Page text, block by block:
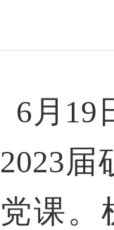
6月19
2023届
党课。